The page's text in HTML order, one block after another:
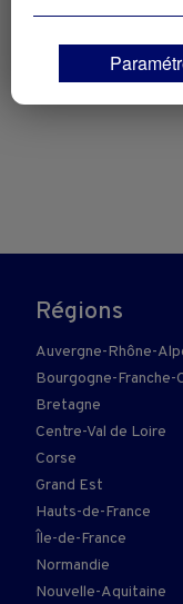
Régions
Auvergne-Rhône-
Bourgogne-Franche-
Bretagne
Centre-Val de Loire
Corse
Grand Est
Hauts-de-France
Île-de-France
Normandie
Nouvelle-Aquitaine
vos centres
déposés et lus sur votre
Vous pouvez